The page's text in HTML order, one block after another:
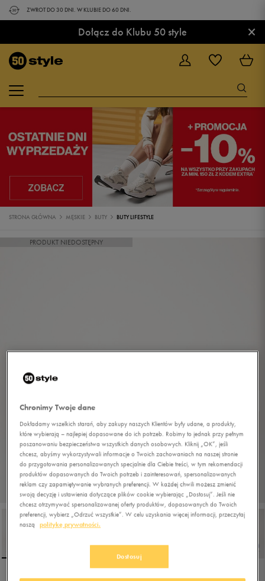
ZWROT DO 30 DNI. W KLUBIE DO 60 DNI.
Dołącz do Klubu 50 style ×
STRONA GŁÓWNA MĘSKIE BUTY BUTY LIFESTYLE
PRODUKT NIEDOSTĘPNY
Chronimy Twoje dane
Dokładamy wszelkich starań, aby zakupy naszych Klientów były udane, a produkty,
które wybierają – najlepiej dopasowane do ich potrzeb. Robimy to jednak przy pełnym
poszanowaniu bezpieczeństwa wszystkich danych osobowych. Kliknij „OK”, jeśli
chcesz, abyśmy wykorzystywali informacje o Twoich zachowaniach na naszej stronie
do przygotowania personalizowanych specjalnie dla Ciebie treści, w tym rekomendacji
produktów dopasowanych do Twoich potrzeb i zainteresowań, spersonalizowanych
reklam czy zapamiętywanie wybranych preferencji. W każdej chwili możesz zmienić
swoją decyzję i ustawienia dotyczące plików cookie wybierając „Dostosuj”. Jeśli nie
chcesz otrzymywać spersonalizowanej oferty produktów, dopasowanych do Twoich
preferencji, wybierz „Odrzuć wszystkie”. W celu uzyskania więcej informacji, przeczytaj
naszą
politykę prywatności.
Dostosuj